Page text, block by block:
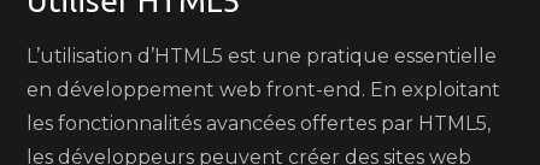
L’utilisation d’HTML5 est une pratique essentielle
en développement web front-end. En exploitant
les fonctionnalités avancées offertes par HTML5,
les développeurs peuvent créer des sites web